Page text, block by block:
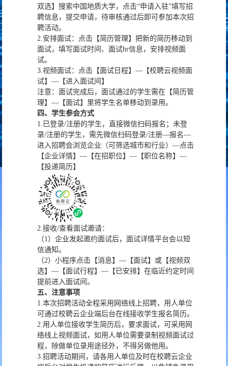
双选】搜索中国地质大学，点击“申请入驻”填写招
聘信息，提交申请，待审核通过后即可参加本次招
聘活动。
2.安排面试：点击【简历管理】把新的简历移动到
面试，填写面试时间、面试hr信息，安排视频面
试。
3.视频面试：点击【面试日程】—【校聘云视频面
试】—【进入面试间】
注意：面试完成后，面试通过的学生需在【简历管
理】—【面试】里将学生名单移动到录用。
四、学生参会方式
1.已登录/注册的学生，直接微信扫码报名；未登
录/注册的学生，需先微信扫码登录/注册—报名—
进入招聘会浏览企业（可筛选城市和行业）—点击
【企业详情】—【在招职位】—【职位名称】—
【投递简历】
2.接收/查看面试邀请：
（1）企业发起邀约面试后，面试详情平台会以短
信通知。
（2）小程序点击【消息】—【面试】或【视频双
选】—【面试行程】—【已安排】在临近约定时间
提前进入面试间。
五、注意事项
1.本次招聘活动全程采用网络线上招聘，用人单位
可通过校聘云企业端后台在线接收学生报名简历。
2.用人单位接收学生简历后，要求面试，可采用网
络线上视频面试，如用人单位需要录制视频面试过
程，除做单位录用途径外，不得另做他用。
3.招聘活动期间，请各用人单位及时在校聘云企业